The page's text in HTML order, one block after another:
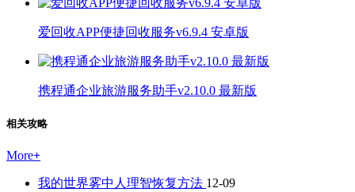
爱回收APP便捷回收服务v6.9.4 安卓版
携程通企业旅游服务助手v2.10.0 最新版
相关攻略
More+
我的世界雾中人理智恢复方法 12-09